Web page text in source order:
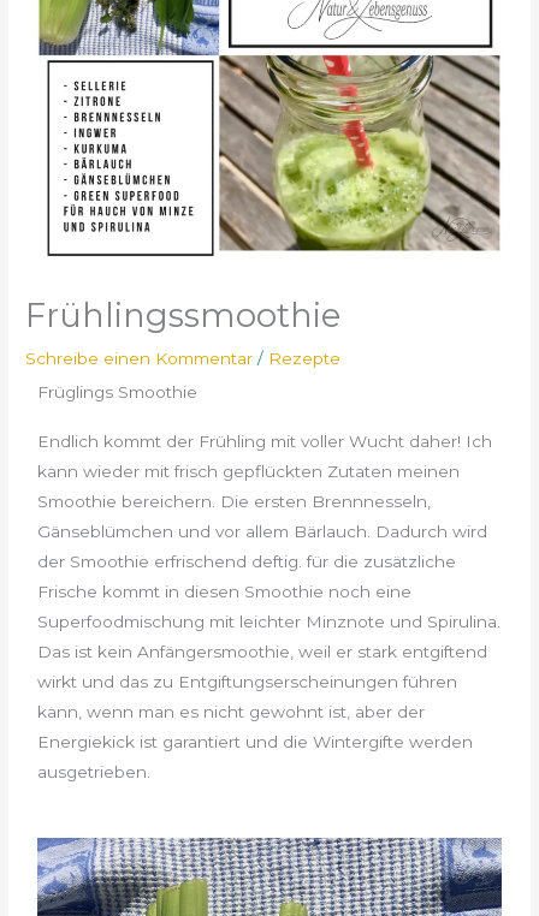
Frühlingssmoothie
Schreibe einen Kommentar / Rezepte
Früglings Smoothie
Endlich kommt der Frühling mit voller Wucht daher! Ich
kann wieder mit frisch gepflückten Zutaten meinen
Smoothie bereichern. Die ersten Brennnesseln,
Gänseblümchen und vor allem Bärlauch. Dadurch wird
der Smoothie erfrischend deftig. für die zusätzliche
Frische kommt in diesen Smoothie noch eine
Superfoodmischung mit leichter Minznote und Spirulina.
Das ist kein Anfängersmoothie, weil er stark entgiftend
wirkt und das zu Entgiftungserscheinungen führen
kann, wenn man es nicht gewohnt ist, aber der
Energiekick ist garantiert und die Wintergifte werden
ausgetrieben.